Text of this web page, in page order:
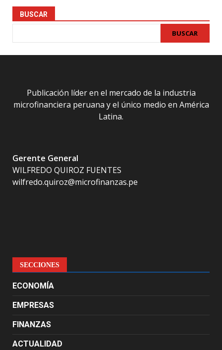
BUSCAR
BUSCAR
Publicación líder en el mercado de la industria
microfinanciera peruana y el único medio en América
Latina.
Gerente General
WILFREDO QUIROZ FUENTES
wilfredo.quiroz@microfinanzas.pe
SECCIONES
ECONOMÍA
EMPRESAS
FINANZAS
ACTUALIDAD